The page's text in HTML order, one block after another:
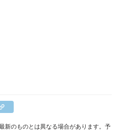
新のものとは異なる場合があります。予